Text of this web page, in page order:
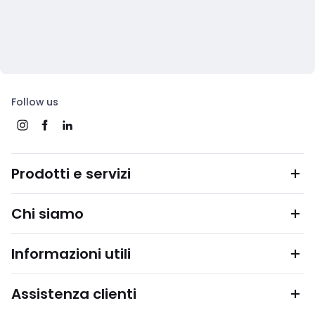
Follow us
Prodotti e servizi
Chi siamo
Informazioni utili
Assistenza clienti